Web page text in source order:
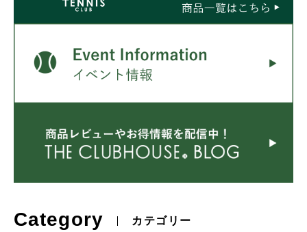
Category カテゴリー